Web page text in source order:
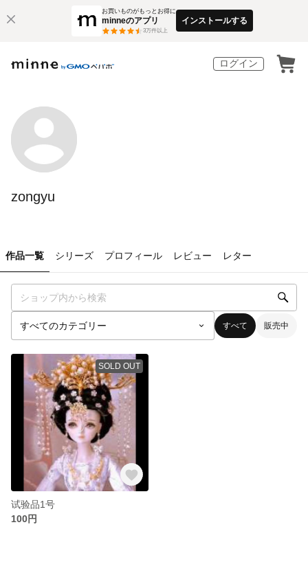
お買いものがもっとお得に
minneのアプリ
3万件以上
インストールする
ログイン
zongyu
作品一覧 シリーズ プロフィール レビュー レター
すべて 販売中
SOLD OUT
试验品1号
100円